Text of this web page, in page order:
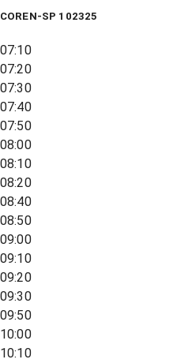
COREN-SP 102325
07:10
07:20
07:30
07:40
07:50
08:00
08:10
08:20
08:40
08:50
09:00
09:10
09:20
09:30
09:50
10:00
10:10